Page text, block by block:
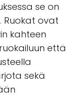
se on
Ruokat ovat
kahteen
että
sekä